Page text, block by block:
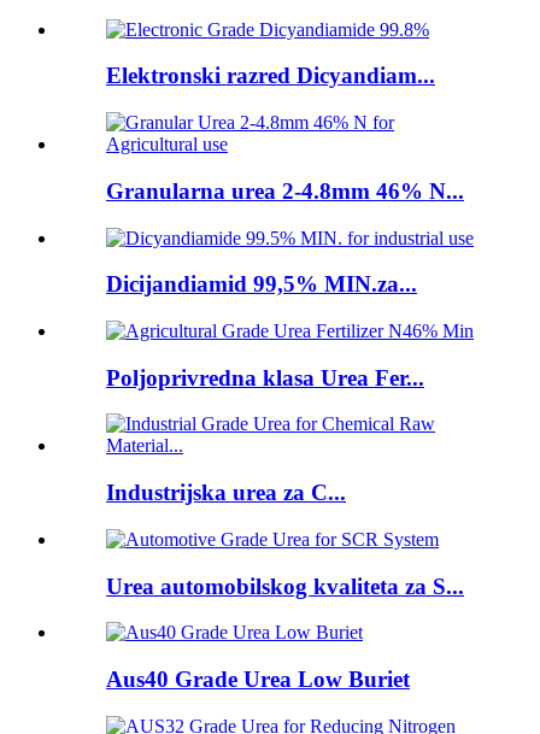
Elektronski razred Dicyandiam...
Granularna urea 2-4.8mm 46% N...
Dicijandiamid 99,5% MIN.za...
Poljoprivredna klasa Urea Fer...
Industrijska urea za C...
Urea automobilskog kvaliteta za S...
Aus40 Grade Urea Low Buriet